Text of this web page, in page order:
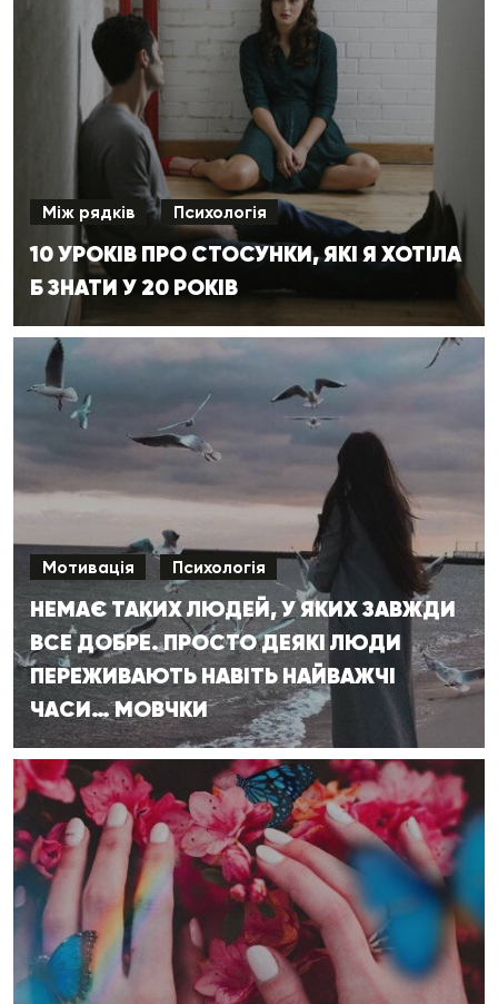
Між рядків Психологія
10 УРОКІВ ПРО СТОСУНКИ, ЯКІ Я ХОТІЛА
Б ЗНАТИ У 20 РОКІВ
Мотивація Психологія
НЕМАЄ ТАКИХ ЛЮДЕЙ, У ЯКИХ ЗАВЖДИ
ВСЕ ДОБРЕ. ПРОСТО ДЕЯКІ ЛЮДИ
ПЕРЕЖИВАЮТЬ НАВІТЬ НАЙВАЖЧІ
ЧАСИ… МОВЧКИ